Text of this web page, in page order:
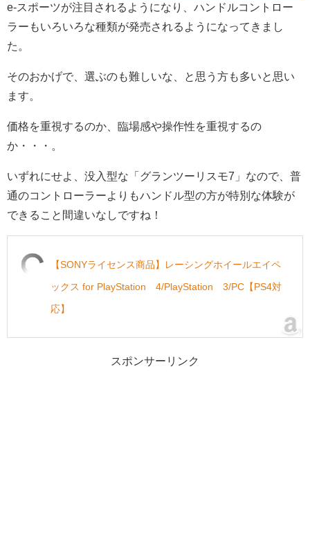
e-スポーツが注目されるようになり、ハンドルコントロー
ラーもいろいろな種類が発売されるようになってきまし
た。
そのおかげで、選ぶのも難しいな、と思う方も多いと思い
ます。
価格を重視するのか、臨場感や操作性を重視するの
か・・・。
いずれにせよ、没入型な「グランツーリスモ7」なので、普
通のコントローラーよりもハンドル型の方が特別な体験が
できること間違いなしですね！
【SONYライセンス商品】レーシングホイールエイペ
ックス for PlayStation®4/PlayStation®3/PC【PS4対
応】
スポンサーリンク